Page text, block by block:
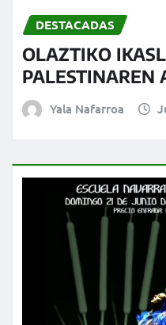
DESTACADAS
OLAZTIKO
PALESTINAREN
Yala Nafarroa